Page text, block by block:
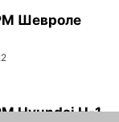
Шевроле
Hyundai H-1